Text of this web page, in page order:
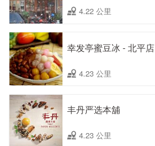
4.22 公里
幸发亭蜜豆冰 - 北平店
4.23 公里
丰丹严选本舖
4.23 公里